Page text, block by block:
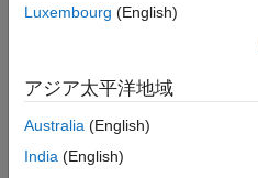
Luxembourg (English)
アジア太平洋地域
Australia (English)
India (English)